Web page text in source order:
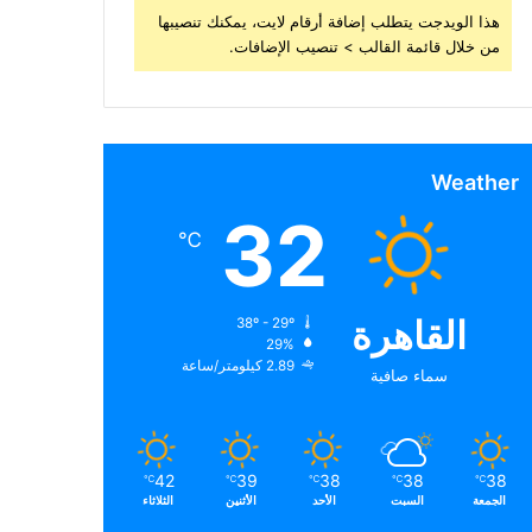
هذا الويدجت يتطلب إضافة أرقام لايت، يمكنك تنصيبها
من خلال قائمة القالب > تنصيب الإضافات.
Weather
القاهرة
سماء صافية
32
℃
29%
2.89 كيلومتر/ساعة
38
℃
الجمعة
38
℃
السبت
38
℃
الأحد
39
℃
الأثنين
42
℃
الثلاثاء